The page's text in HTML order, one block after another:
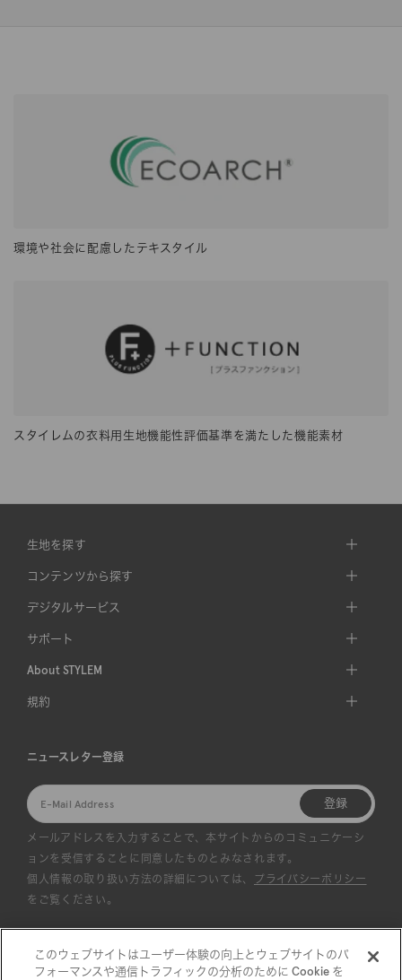
環境や社会に配慮したテキスタイル
スタイレムの衣料用生地機能性評価基準を満たした機能素材
生地を探す
コンテンツから探す
デジタルサービス
サポート
About STYLEM
規約
ニュースレター登録
登録
メールアドレスを入力することで、本サイトからのコミュニケーシ
ョンを受信することに同意したものとみなされます。
個人情報の取り扱い方法の詳細については、
プライバシーポリシー
をご覧ください。
このウェブサイトはユーザー体験の向上とウェブサイトのパ
フォーマンスや通信トラフィックの分析のために Cookie を